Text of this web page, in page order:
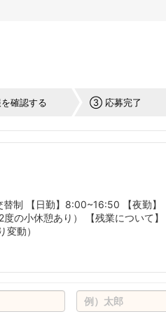
確認する ③ 応募完了
制 【日勤】8:00~16:50 【夜勤】
の小休憩あり） 【残業について】
動）